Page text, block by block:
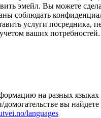
эмейл. Вы можете
соблюдать
услуги посредника,
ваших потребностей.
на разных языках
вы найдете
languages